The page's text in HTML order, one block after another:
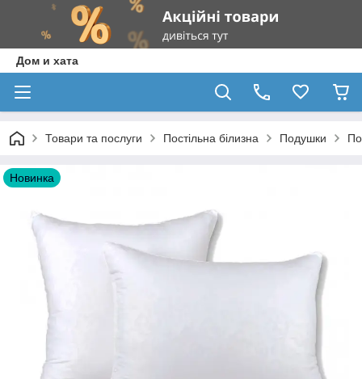
Дом и хата
Товари та послуги Постільна білизна Подушки
Новинка